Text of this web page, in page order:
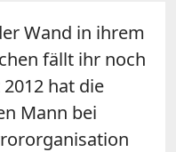
Wand in ihrem
fällt ihr noch
hat die
Mann bei